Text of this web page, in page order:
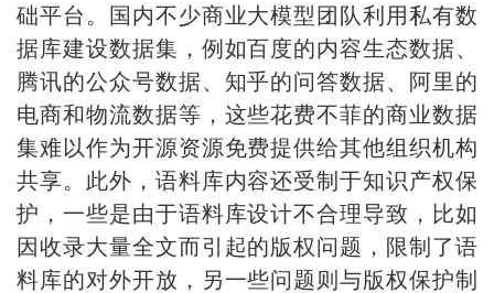
础平台。国内不少商业大模型团队利用私有数
据库建设数据集，例如百度的内容生态数据、
腾讯的公众号数据、知乎的问答数据、阿里的
电商和物流数据等，这些花费不菲的商业数据
集难以作为开源资源免费提供给其他组织机构
共享。此外，语料库内容还受制于知识产权保
护，一些是由于语料库设计不合理导致，比如
因收录大量全文而引起的版权问题，限制了语
料库的对外开放，另一些问题则与版权保护制